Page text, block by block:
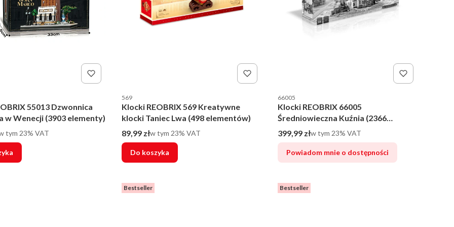
55013 Dzwonnica
w Wenecji (3903 elementy)
tym %s VAT
tym 23% VAT
Kod producenta
569
Klocki REOBRIX 569 Kreatywne
klocki Taniec Lwa (498 elementów)
Cena brutto
89,99 złw tym %s VAT
w tym 23% VAT
Do koszyka
Kod producenta
66005
Klocki REOBRIX 66005
Średniowieczna Kuźnia (2366
elementów)
Cena brutto
399,99 złw tym %s VAT
w tym 23% VAT
Powiadom mnie o dostępności
Bestseller Bestseller